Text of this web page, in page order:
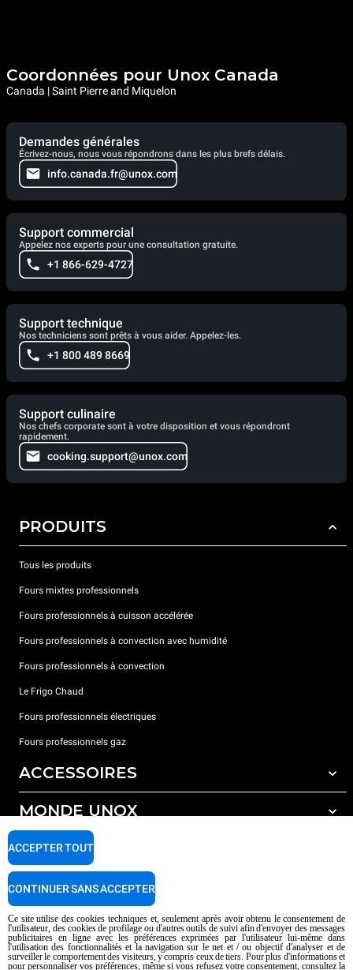
Coordonnées pour Unox Canada
Canada | Saint Pierre and Miquelon
Demandes générales
Écrivez-nous, nous vous répondrons dans les plus brefs délais.
info.canada.fr@unox.com
Support commercial
Appelez nos experts pour une consultation gratuite.
+1 866-629-4727
Support technique
Nos techniciens sont prêts à vous aider. Appelez-les.
+1 800 489 8669
Support culinaire
Nos chefs corporate sont à votre disposition et vous répondront
rapidement.
cooking.support@unox.com
PRODUITS
Tous les produits
Fours mixtes professionnels
Fours professionnels à cuisson accélérée
Fours professionnels à convection avec humidité
Fours professionnels à convection
Le Frigo Chaud
Fours professionnels électriques
Fours professionnels gaz
ACCESSOIRES
Tous les accessoires
Détergents pour lavage automatique
Détergents pour lavage manuel
Traitement de l'eau avec filtres à résine
MONDE UNOX
Nos bureaux dans le monde
SUPPORT
Garantie Unox
Trouver les Centres SAV
AI Content Disclaimer Privacy policy Cookie policy
Ce site utilise des cookies techniques et, seulement après avoir obtenu le consentement de
l'utilisateur, des cookies de profilage ou d'autres outils de suivi afin d'envoyer des messages
publicitaires en ligne avec les préférences exprimées par l'utilisateur lui-même dans
l'utilisation des fonctionnalités et la navigation sur le net et / ou objectif d'analyser et de
surveiller le comportement des visiteurs, y compris ceux de tiers. Pour plus d'informations et
pour personnaliser vos préférences, même si vous refusez votre consentement, consultez la
ACCEPTER TOUT
CONTINUER SANS ACCEPTER